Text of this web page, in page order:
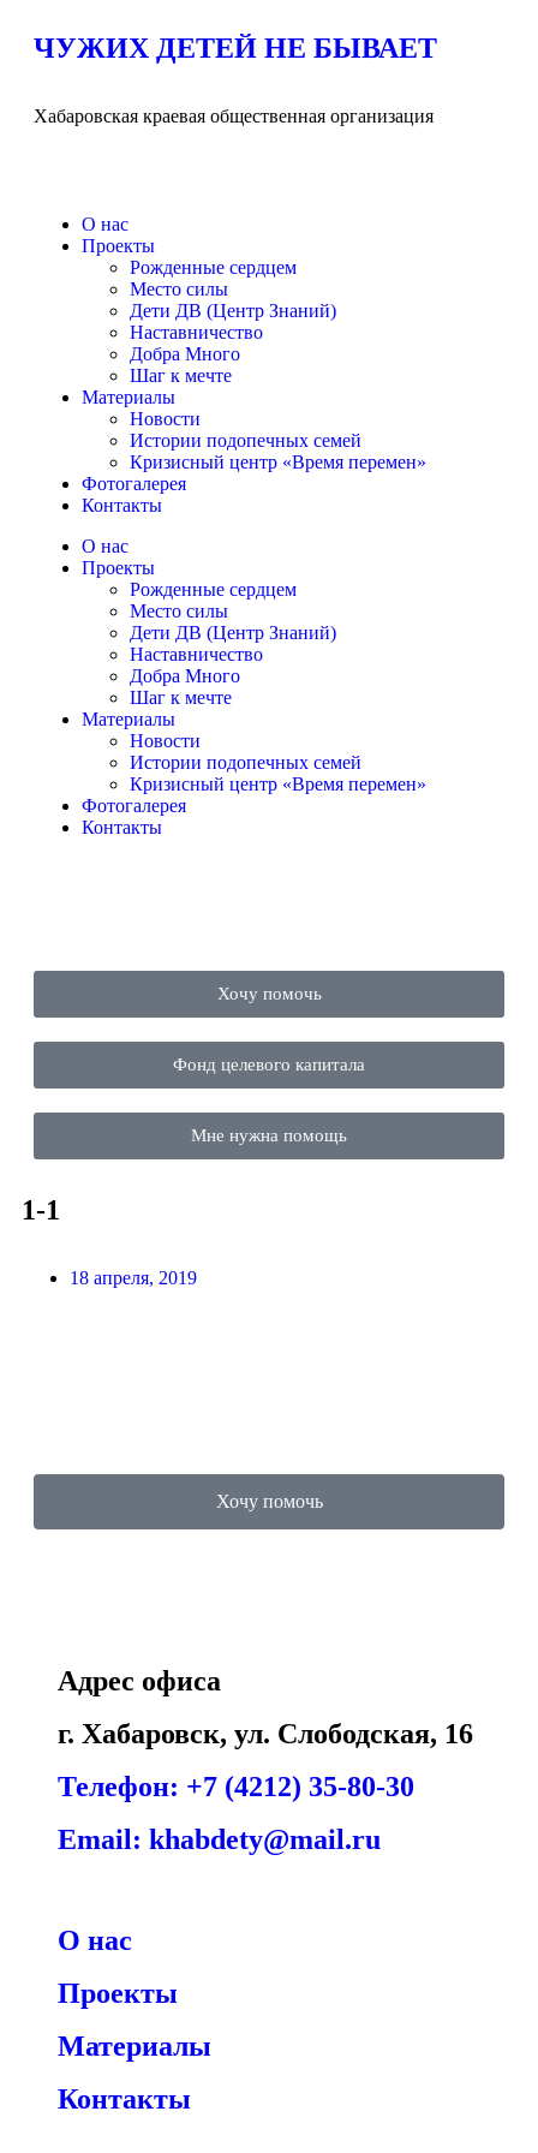
ЧУЖИХ ДЕТЕЙ НЕ БЫВАЕТ
Хабаровская краевая общественная организация
О нас
Проекты
Рожденные сердцем
Место силы
Дети ДВ (Центр Знаний)
Наставничество
Добра Много
Шаг к мечте
Материалы
Новости
Истории подопечных семей
Кризисный центр «Время перемен»
Фотогалерея
Контакты
О нас
Проекты
Рожденные сердцем
Место силы
Дети ДВ (Центр Знаний)
Наставничество
Добра Много
Шаг к мечте
Материалы
Новости
Истории подопечных семей
Кризисный центр «Время перемен»
Фотогалерея
Контакты
Хочу помочь
Фонд целевого капитала
Мне нужна помощь
1-1
18 апреля, 2019
Хочу помочь
Адрес офиса
г. Хабаровск, ул. Слободская, 16
Телефон: +7 (4212) 35-80-30
Email: khabdety@mail.ru
О нас
Проекты
Материалы
Контакты